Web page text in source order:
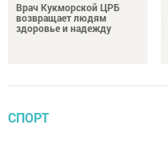
Врач Кукморской ЦРБ
возвращает людям
здоровье и надежду
СПОРТ